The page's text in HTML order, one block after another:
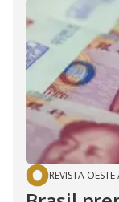
REVISTA OESTE